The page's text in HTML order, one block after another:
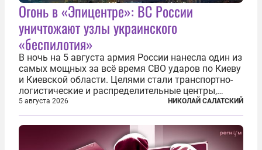
Огонь в «Эпицентре»: ВС России
уничтожают узлы украинского
«беспилотия»
В ночь на 5 августа армия России нанесла один из
самых мощных за всё время СВО ударов по Киеву
и Киевской области. Целями стали транспортно-
логистические и распределительные центры,
которые ВСУ использовали для хранения и
доставки вооружений и грузов военного
назначения. Атака также «накрыла»...
5 августа 2026 НИКОЛАЙ САЛАТСКИЙ